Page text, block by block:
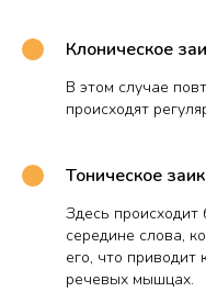
Клоническое
В этом случае
происходят
Тоническое
Здесь происходит
середине слова,
его, что
речевых мышцах.